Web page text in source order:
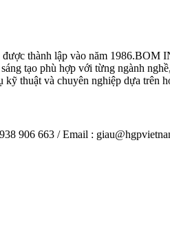
thành lập vào năm
tạo phù hợp với từng ngành
và chuyên nghiệp dựa trên
906 663 / Email :